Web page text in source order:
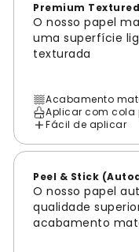
Premium Textured
O nosso papel
uma superfície
texturada
Acabamento
Aplicar com cola
Fácil de aplicar
Peel & Stick
O nosso papel
qualidade
acabamento